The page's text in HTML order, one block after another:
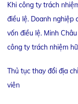
Khi công ty trách
điều lệ. Doanh nghiệp
vốn điều lệ. Minh
công ty trách nhiệm
Thủ tục thay đổi địa
viên